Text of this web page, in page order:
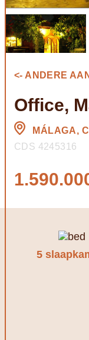
<- ANDERE
Office,
MÁLAGA,
CDS 4245316
5